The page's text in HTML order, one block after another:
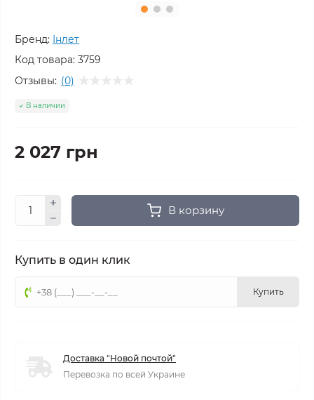
Бренд: Інлет
Код товара: 3759
Отзывы: (0)
В наличии
2 027 грн
В корзину
Купить в один клик
Купить
Доставка "Новой почтой"
Перевозка по всей Украине